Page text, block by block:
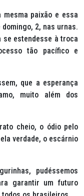
paixão e essa
2, nas urnas.
se estendesse à troca
tão pacífico e
que a esperança
muito além dos
cheio, o ódio pelo
verdade, o escárnio
pudéssemos
garantir um futuro